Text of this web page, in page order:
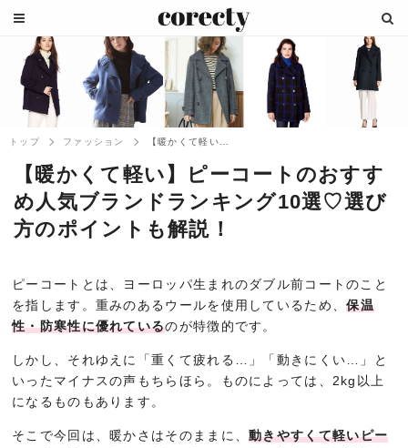
トップ ファッション
【暖かくて軽い】ピーコートのおすす
め人気ブランドランキング10選♡選び
方のポイントも解説！
ピーコートとは、ヨーロッパ生まれのダブル前コートのこと
を指します。重みのあるウールを使用しているため、保温
性・防寒性に優れているのが特徴的です。
しかし、それゆえに「重くて疲れる…」「動きにくい…」と
いったマイナスの声もちらほら。ものによっては、2kg以上
になるものもあります。
そこで今回は、暖かさはそのままに、動きやすくて軽いピー